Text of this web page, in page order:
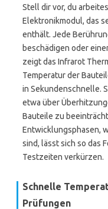
Stell dir vor, du
Elektronikmodul, das
enthält. Jede
beschädigen oder
zeigt das Infrarot
Temperatur der
in Sekundenschnelle.
etwa über
Bauteile zu
Entwicklungsphasen,
sind, lässt sich so das
Testzeiten verkürzen.
Schnelle
Prüfungen